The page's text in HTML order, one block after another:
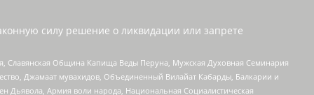
силу решение о ликвидации или запрете
Славянская Община Капища Веды Перуна, Мужская Духовная Семинария
Джамаат мувахидов, Объединенный Вилайат Кабарды, Балкарии и
Дьявола, Армия воли народа, Национальная Социалистическая